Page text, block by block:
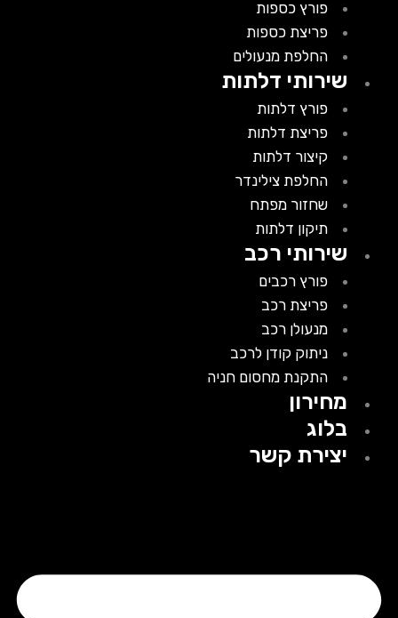
פורץ כספות
פריצת כספות
החלפת מנעולים
שירותי דלתות
פורץ דלתות
פריצת דלתות
קיצור דלתות
החלפת צילינדר
שחזור מפתח
תיקון דלתות
שירותי רכב
פורץ רכבים
פריצת רכב
מנעולן רכב
ניתוק קודן לרכב
התקנת מחסום חניה
מחירון
בלוג
יצירת קשר